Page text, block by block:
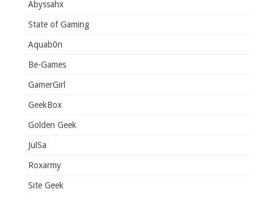
Abyssahx
State of Gaming
Aquab0n
Be-Games
GamerGirl
GeekBox
Golden Geek
JulSa
Roxarmy
Site Geek